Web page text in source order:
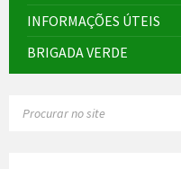
INFORMAÇÕES ÚTEIS
BRIGADA VERDE